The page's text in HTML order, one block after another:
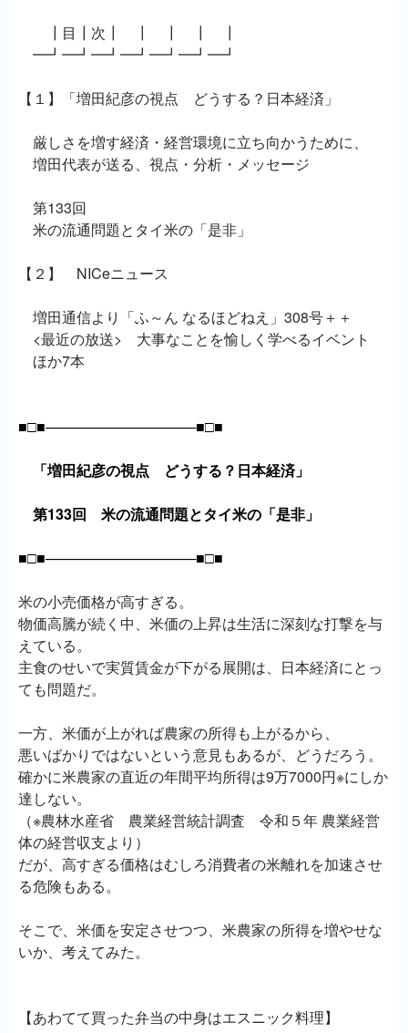
┃目┃次┃ ┃ ┃ ┃ ┃
━┛━┛━┛━┛━┛━┛━┛
【１】「増田紀彦の視点 どうする？日本経済」
厳しさを増す経済・経営環境に立ち向かうために、
増田代表が送る、視点・分析・メッセージ
第133回
米の流通問題とタイ米の「是非」
【２】 NICeニュース
増田通信より「ふ～ん なるほどねえ」308号＋＋
<最近の放送> 大事なことを愉しく学べるイベント
ほか7本
■□■───────────────■□■
「増田紀彦の視点 どうする？日本経済」
第133回 米の流通問題とタイ米の「是非」
■□■───────────────■□■
米の小売価格が高すぎる。
物価高騰が続く中、米価の上昇は生活に深刻な打撃を与
えている。
主食のせいで実質賃金が下がる展開は、日本経済にとっ
ても問題だ。
一方、米価が上がれば農家の所得も上がるから、
悪いばかりではないという意見もあるが、どうだろう。
確かに米農家の直近の年間平均所得は9万7000円※にしか
達しない。
（※農林水産省 農業経営統計調査 令和５年 農業経営
体の経営収支より）
だが、高すぎる価格はむしろ消費者の米離れを加速させ
る危険もある。
そこで、米価を安定させつつ、米農家の所得を増やせな
いか、考えてみた。
【あわてて買った弁当の中身はエスニック料理】